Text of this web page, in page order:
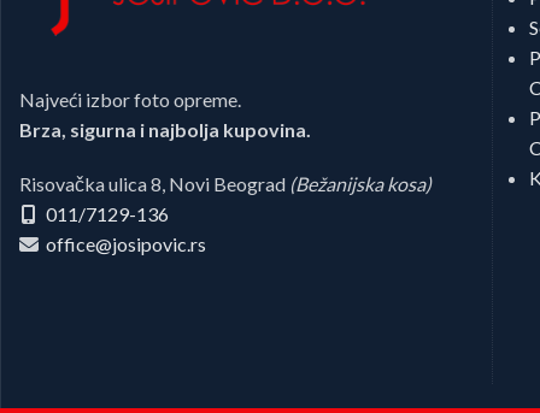
Najveći izbor foto opreme.
Brza, sigurna i najbolja kupovina.
Risovačka ulica 8, Novi Beograd (Bežanijska kosa)
011/7129-136
office@josipovic.rs